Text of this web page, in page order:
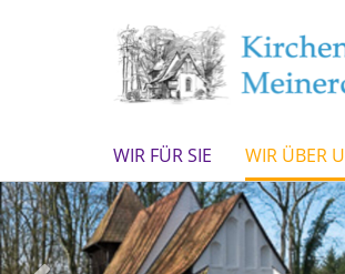
WIR FÜR SIE WIR ÜBER